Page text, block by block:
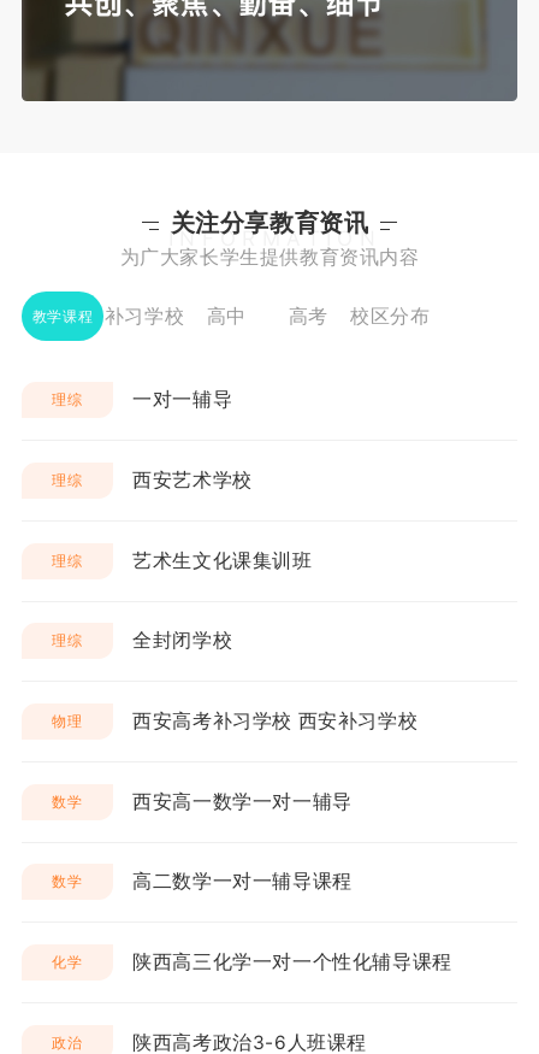
关注分享教育资讯
INFORMATION
为广大家长学生提供教育资讯内容
教学课程 补习学校 高中 高考 校区分布
理综 一对一辅导
理综 西安艺术学校
理综 艺术生文化课集训班
理综 全封闭学校
物理 西安高考补习学校 西安补习学校
数学 西安高一数学一对一辅导
数学 高二数学一对一辅导课程
化学 陕西高三化学一对一个性化辅导课程
政治 陕西高考政治3-6人班课程